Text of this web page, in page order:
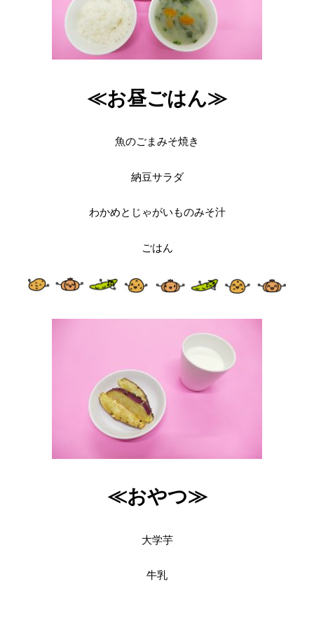
≪お昼ごはん≫
魚のごまみそ焼き
納豆サラダ
わかめとじゃがいものみそ汁
ごはん
≪おやつ≫
大学芋
牛乳